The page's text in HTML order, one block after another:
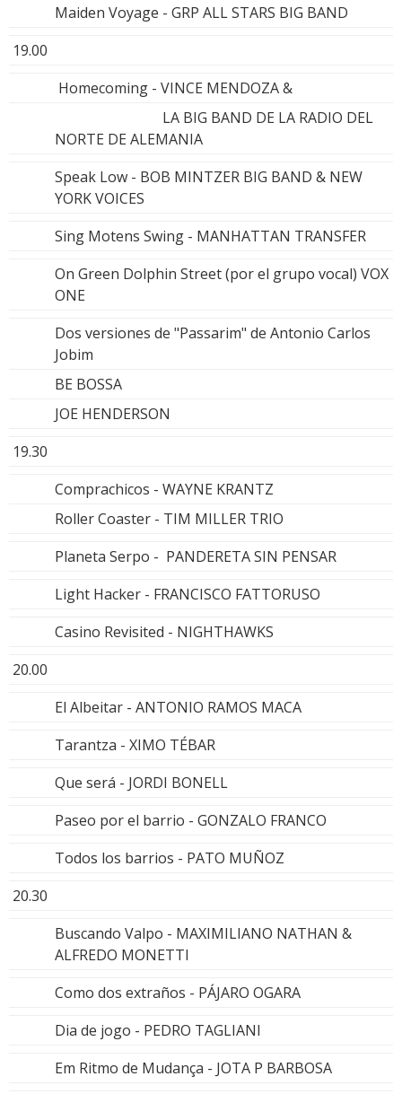
Maiden Voyage - GRP ALL STARS BIG BAND
19.00
Homecoming - VINCE MENDOZA &
LA BIG BAND DE LA RADIO DEL
NORTE DE ALEMANIA
Speak Low - BOB MINTZER BIG BAND & NEW
YORK VOICES
Sing Motens Swing - MANHATTAN TRANSFER
On Green Dolphin Street (por el grupo vocal) VOX
ONE
Dos versiones de "Passarim" de Antonio Carlos
Jobim
BE BOSSA
JOE HENDERSON
19.30
Comprachicos - WAYNE KRANTZ
Roller Coaster - TIM MILLER TRIO
Planeta Serpo - PANDERETA SIN PENSAR
Light Hacker - FRANCISCO FATTORUSO
Casino Revisited - NIGHTHAWKS
20.00
El Albeitar - ANTONIO RAMOS MACA
Tarantza - XIMO TÉBAR
Que será - JORDI BONELL
Paseo por el barrio - GONZALO FRANCO
Todos los barrios - PATO MUÑOZ
20.30
Buscando Valpo - MAXIMILIANO NATHAN &
ALFREDO MONETTI
Como dos extraños - PÁJARO OGARA
Dia de jogo - PEDRO TAGLIANI
Em Ritmo de Mudança - JOTA P BARBOSA